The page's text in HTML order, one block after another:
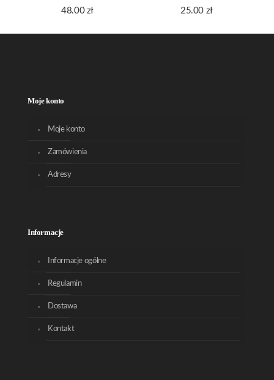
48.00 zł
25.00 zł
Moje konto
Moje konto
Zamówienia
Adresy
Informacje
Informacje ogólne
Regulamin
Dostawa
Kontakt